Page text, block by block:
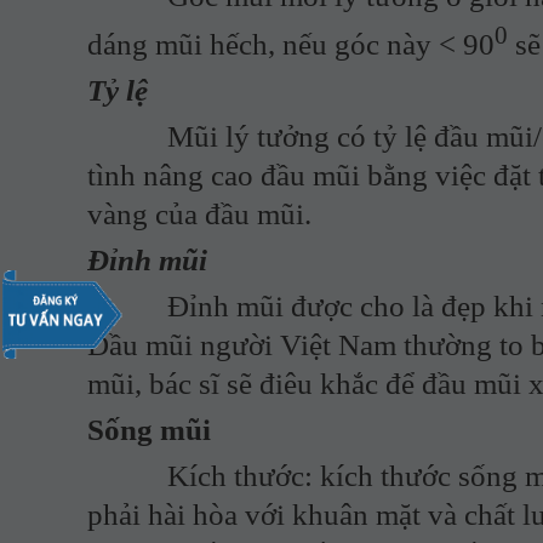
dáng mũi hếch, nếu góc này < 900
Tỷ lệ
Mũi lý tưởng có tỷ lệ đầu mũi/
tình nâng cao đầu mũi bằng việc
vàng của đầu mũi.
Đỉnh mũi
Đỉnh mũi được cho là đẹp khi nó
Đầu mũi người Việt Nam thường to
mũi, bác sĩ sẽ điêu khắc để đầu mũi
Sống mũi
Kích thước: kích thước sống mũi
phải hài hòa với khuân mặt và chất